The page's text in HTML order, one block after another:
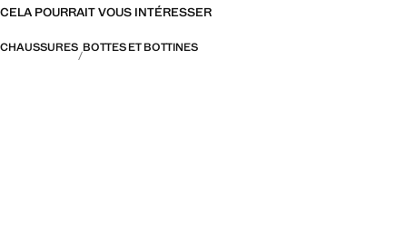
CELA POURRAIT VOUS INTÉRESSER
CHAUSSURES BOTTES ET BOTTINES